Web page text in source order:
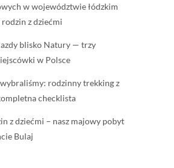
w województwie łódzkim
z dziećmi
blisko Natury — trzy
w Polsce
rodzinny trekking z
checklista
z dziećmi – nasz majowy pobyt
Bulaj